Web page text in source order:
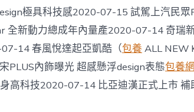
廣
東
警
方
發
布
“溺
水
極具科技感2020-07-15 試駕上汽民眾
全新動力總成年內量產2020-07-14 奇瑞
14 春風悅達起亞凱酷（包養 ALL NEW
PLUS內飾曝光 超感懸浮design表態包養網
高科技2020-07-14 比亞迪漢正式上市 補